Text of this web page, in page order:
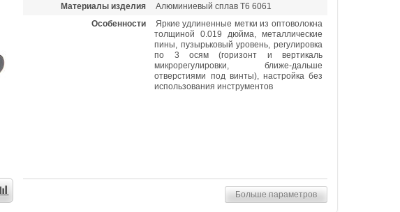
Материалы изделия
Алюминиевый сплав Т6 6061
Особенности
Яркие удлиненные метки из оптоволокна
толщиной 0.019 дюйма, металлические
пины, пузырьковый уровень, регулировка
по 3 осям (горизонт и вертикаль
микрорегулировки, ближе-дальше
отверстиями под винты), настройка без
использования инструментов
Больше параметров